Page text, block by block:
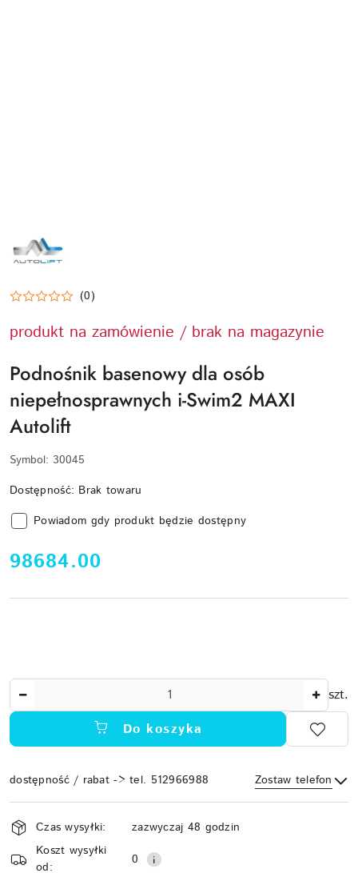
LOGO
MARKI
AUTOLIFT
WYSOKIEJ
I
WIND
DLA
OSÓB
NIEPEŁNOSPRAWNOŚCIAMI.
(0)
produkt na zamówienie / brak na magazynie
Podnośnik basenowy dla osób
niepełnosprawnych i-Swim2 MAXI
Autolift
Symbol: 30045
Dostępność: Brak towaru
Powiadom gdy produkt będzie dostępny
cena:
98684.00
szt.
Do koszyka
dostępność / rabat -> tel. 512966988 Zostaw telefon
Wyślij
Dostępność
i
dostawa
Czas wysyłki:
zazwyczaj 48 godzin
Koszt wysyłki
od:
0